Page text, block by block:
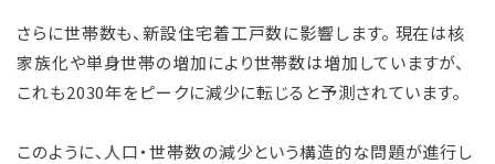
さらに世帯数も、新設住宅着工戸数に影響します。 現在は核
家族化や単身世帯の増加により世帯数は増加していますが、
これも2030年をピークに減少に転じると予測されています。
このように、人口・世帯数の減少という構造的な問題が進行し